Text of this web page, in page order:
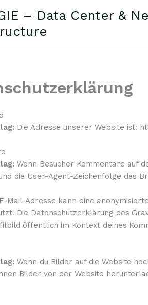
– Data Center &
Die Adresse unserer Website ist:
Wenn Besucher Kommentare auf
die User-Agent-Zeichenfolge des
Mail-Adresse kann eine
Die Datenschutzerklärung des
öffentlich im Kontext deines
Wenn du Bilder auf die Website
Bilder von der Website